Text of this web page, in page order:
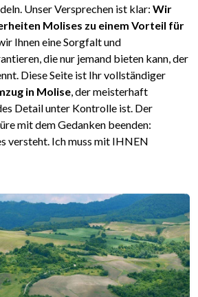
Unser Versprechen ist klar: Wir
Molises zu einem Vorteil für
Ihnen eine Sorgfalt und
die nur jemand bieten kann, der
Diese Seite ist Ihr vollständiger
in Molise, der meisterhaft
Detail unter Kontrolle ist. Der
mit dem Gedanken beenden:
versteht. Ich muss mit IHNEN